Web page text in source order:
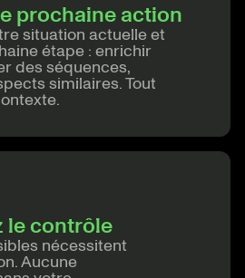
prochaine action
situation actuelle et
étape : enrichir
des séquences,
similaires. Tout
le contrôle
nécessitent
Aucune